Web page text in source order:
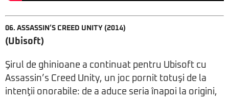
06. ASSASSIN’S CREED UNITY (2014)
(Ubisoft)
Şirul de ghinioane a continuat pentru Ubisoft cu
Assassin’s Creed Unity, un joc pornit totuşi de la
intenţii onorabile: de a aduce seria înapoi la origini,